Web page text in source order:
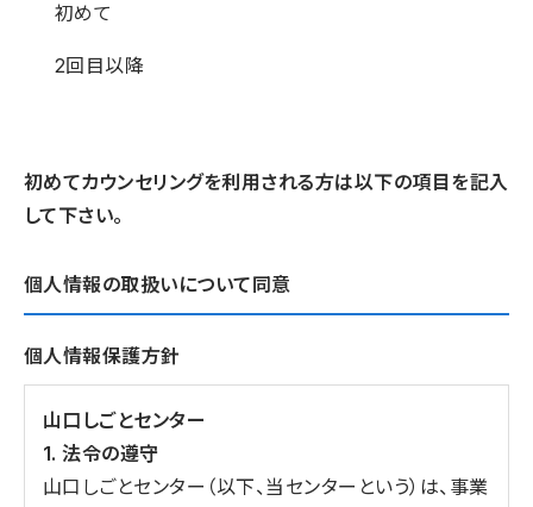
初めて
2回目以降
初めてカウンセリングを利用される方は以下の項目を記入
して下さい。
個人情報の取扱いについて同意
個人情報保護方針
山口しごとセンター
1. 法令の遵守
山口しごとセンター（以下、当センターという）は、事業